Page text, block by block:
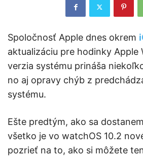
Spoločnosť Apple dnes okrem
aktualizáciu pre hodinky Apple
verzia systému prináša
no aj opravy chýb z
systému.
Ešte predtým, ako sa
všetko je vo watchOS 10.2
pozrieť na to, ako si môžete